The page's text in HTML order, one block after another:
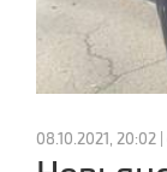
08.10.2021, 20:02 |